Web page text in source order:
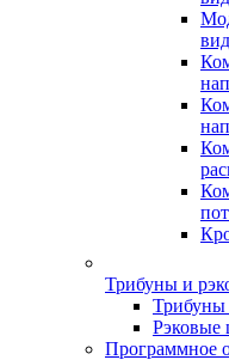
Трибуны и
Трибуны
Программное